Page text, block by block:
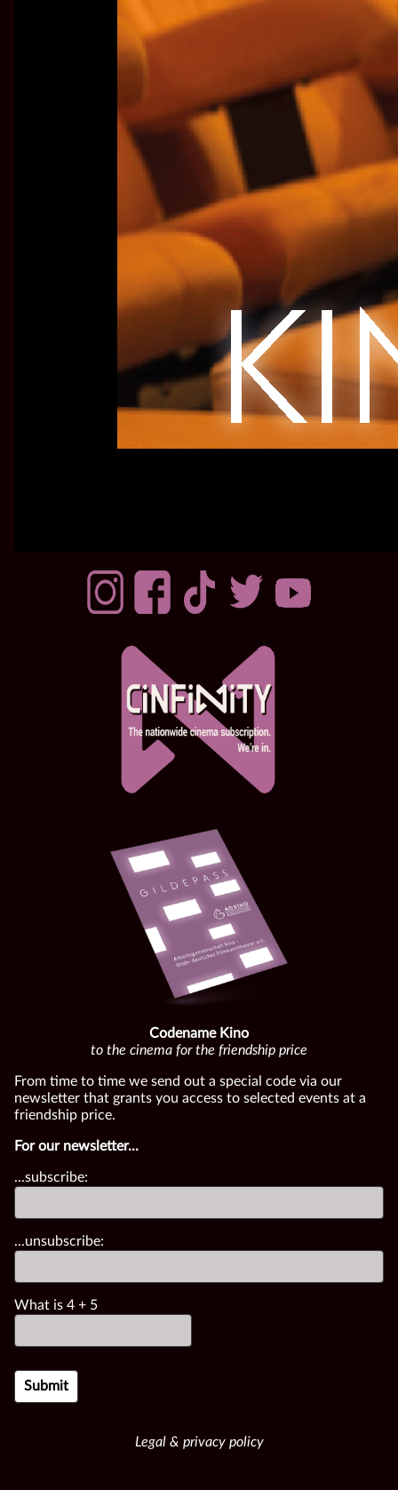
Codename Kino
to the cinema for the friendship price
From time to time we send out a special code via our
newsletter that grants you access to selected events at a
friendship price.
For our newsletter...
...subscribe:
...unsubscribe:
What is 4 + 5
Legal & privacy policy